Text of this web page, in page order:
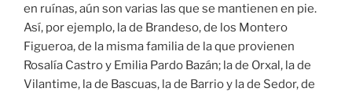
en ruínas, aún son varias las que se mantienen en pie.
Así, por ejemplo, la de Brandeso, de los Montero
Figueroa, de la misma familia de la que provienen
Rosalía Castro y Emilia Pardo Bazán; la de Orxal, la de
Vilantime, la de Bascuas, la de Barrio y la de Sedor, de